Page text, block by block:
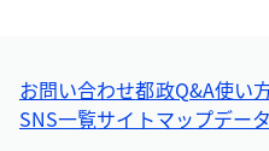
お問い合わせ都政Q&A使い
SNS一覧サイトマップデー